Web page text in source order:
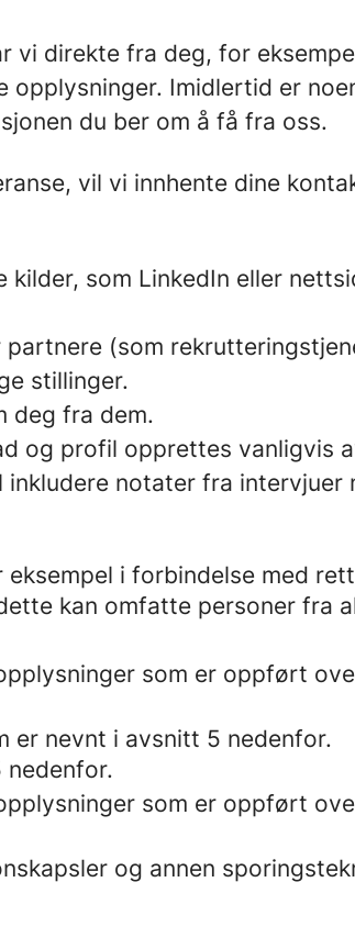
direkte fra deg, for
opplysninger. Imidlertid er
du ber om å få fra oss.
vil vi innhente dine
som LinkedIn eller
(som
stillinger.
deg fra dem.
og profil opprettes vanligvis
notater fra intervjuer
i forbindelse med
kan omfatte personer fra
som er oppført
er nevnt i avsnitt 5 nedenfor.
nedenfor.
som er oppført
og annen